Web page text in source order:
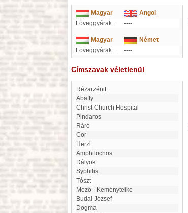
Magyar
Angol
Löveggyárak...
----
Magyar
Német
Löveggyárak...
----
Címszavak véletlenül
Rézarzénit
Abaffy
Christ Church Hospital
Pindaros
Ráró
Cor
Herzl
Amphilochos
Dályok
Syphilis
tószt
Mező - Keménytelke
Budai József
dogma